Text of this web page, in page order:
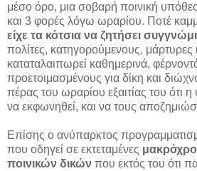
μέσο όρο, μια σοβαρή ποινική
και 3 φορές λόγω ωραρίου. Ποτέ
είχε τα κότσια να ζητήσει
πολίτες, κατηγορούμενους,
καταταλαιπωρεί καθημερινά,
προετοιμασμένους για δίκη και
πέρας του ωραρίου εξαιτίας του ότι
να εκφωνηθεί, και να τους
Επίσης ο ανύπαρκτος
που οδηγεί σε εκτεταμένες
ποινικών δικών που εκτός του ότι